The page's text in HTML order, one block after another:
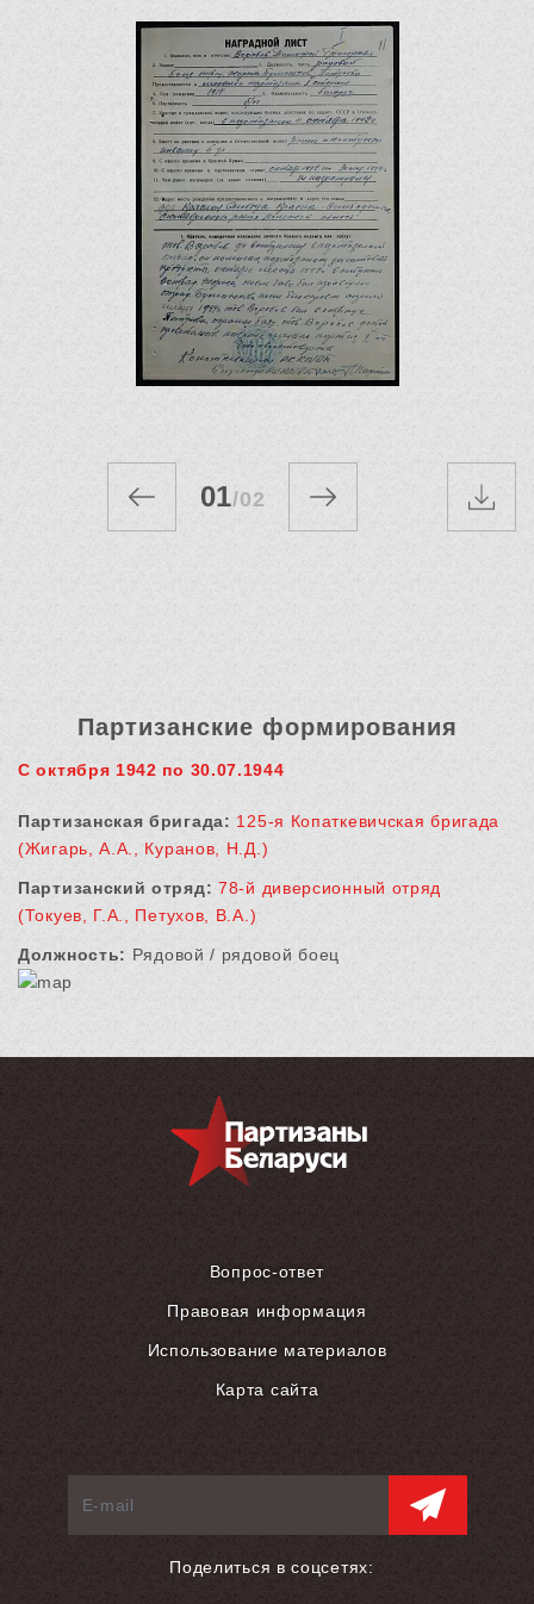
01/02
Партизанские формирования
С октября 1942 по 30.07.1944
Партизанская бригада: 125-я Копаткевичская бригада
(Жигарь, А.А., Куранов, Н.Д.)
Партизанский отряд: 78-й диверсионный отряд
(Токуев, Г.А., Петухов, В.А.)
Должность: Рядовой / рядовой боец
Вопрос-ответ
Правовая информация
Использование материалов
Карта сайта
Поделиться в соцсетях: